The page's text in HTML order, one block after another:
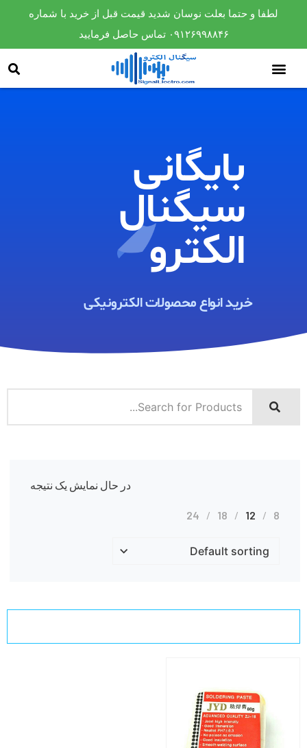
لطفا و حتما بعلت نوسان شدید قیمت قبل از خرید با شماره
۰۹۱۲۶۹۹۸۸۴۶ تماس حاصل فرمایید
بایگانی
سیگنال
الکترو​
خرید انواع محصولات الکترونیکی ​
در حال نمایش یک نتیجه
8
12
18
24